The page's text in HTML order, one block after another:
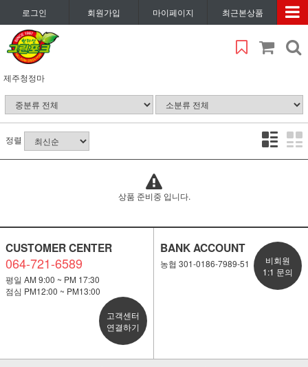
로그인 회원가입 마이페이지 최근본상품
제주청정마
정렬
상품 준비중 입니다.
CUSTOMER CENTER
064-721-6589
평일 AM 9:00 ~ PM 17:30
점심 PM12:00 ~ PM13:00
고객센터
연결하기
BANK ACCOUNT
농협 301-0186-7989-51
비회원
1:1 문의